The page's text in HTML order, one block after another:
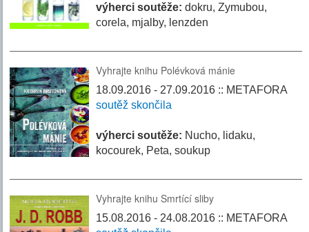
výherci soutěže: dokru, Zymubou,
corela, mjalby, lenzden
Vyhrajte knihu Polévková mánie
18.09.2016 - 27.09.2016 :: METAFORA
soutěž skončila
výherci soutěže: Nucho, lidaku,
kocourek, Peta, soukup
Vyhrajte knihu Smrtící sliby
15.08.2016 - 24.08.2016 :: METAFORA